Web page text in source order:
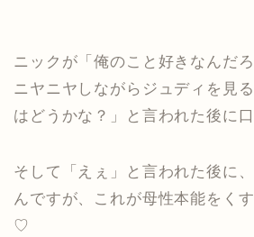
ニックが「俺のこと好きなんだ
ニヤニヤしながらジュディを見
はどうかな？」と言われた後に
そして「えぇ」と言われた後に
んですが、これが母性本能をく
♡